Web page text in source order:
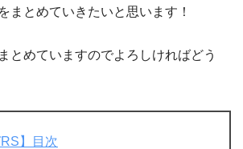
まとめていきたいと思います！
とめていますのでよろしければどう
RS】目次